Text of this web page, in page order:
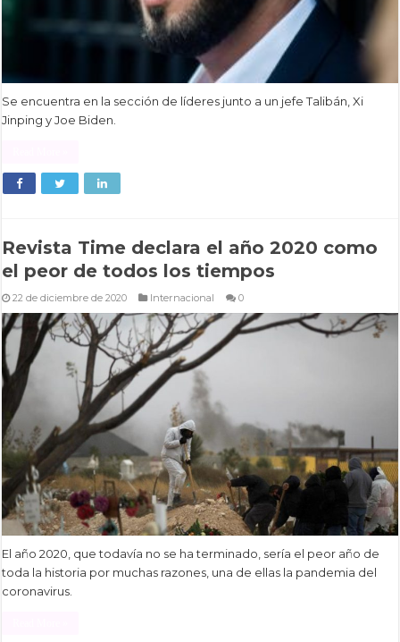
Se encuentra en la sección de líderes junto a un jefe Talibán, Xi
Jinping y Joe Biden.
Revista Time declara el año 2020 como
el peor de todos los tiempos
22 de diciembre de 2020 Internacional 0
El año 2020, que todavía no se ha terminado, sería el peor año de
toda la historia por muchas razones, una de ellas la pandemia del
coronavirus.